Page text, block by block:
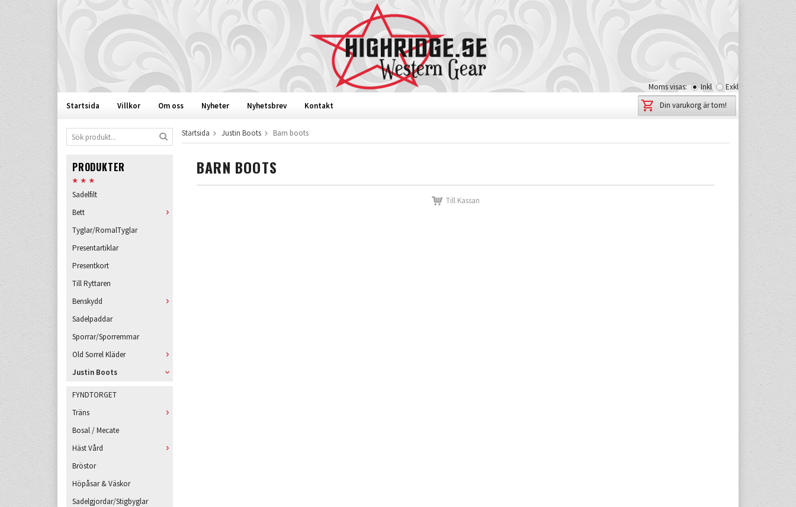
Moms visas: Inkl
Exkl
Startsida
Villkor Om oss Nyheter Nyhetsbrev Kontakt Din varukorg är tom!
PRODUKTER
Sadelfilt
Bett
Tyglar/RomalTyglar
Presentartiklar
Presentkort
Till Ryttaren
Benskydd
Sadelpaddar
Sporrar/Sporremmar
Old Sorrel Kläder
Justin Boots
FYNDTORGET
Träns
Bosal / Mecate
Häst Vård
Bröstor
Höpåsar & Väskor
Sadelgjordar/Stigbyglar
Startsida Justin Boots Barn boots
BARN BOOTS
Till Kassan